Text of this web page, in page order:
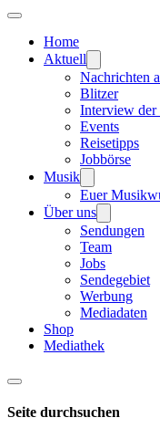
Home
Aktuell
Nachrichten
Blitzer
Interview der
Events
Reisetipps
Jobbörse
Musik
Euer
Über uns
Sendungen
Team
Jobs
Sendegebiet
Werbung
Mediadaten
Shop
Mediathek
Seite durchsuchen